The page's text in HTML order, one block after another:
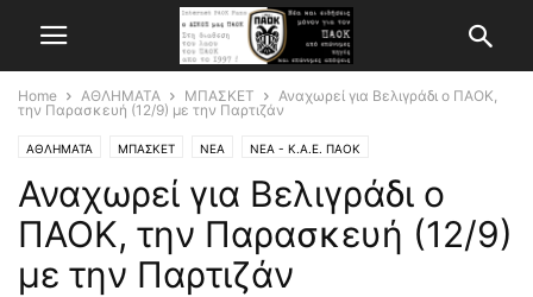
Home ΑΘΛΗΜΑΤΑ ΜΠΑΣΚΕΤ
Αναχωρεί για Βελιγράδι o ΠΑΟΚ,
την Παρασκευή (12/9) με την Παρτιζάν
ΑΘΛΗΜΑΤΑ ΜΠΑΣΚΕΤ ΝΕΑ ΝΕΑ - Κ.Α.Ε. ΠΑΟΚ
Αναχωρεί για Βελιγράδι o
ΠΑΟΚ, την Παρασκευή (12/9)
με την Παρτιζάν